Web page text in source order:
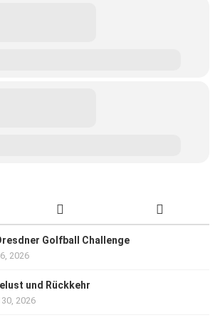
Golfball Challenge
2026
und Rückkehr
2026